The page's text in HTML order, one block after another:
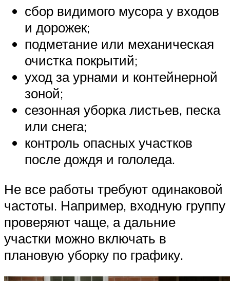
сбор видимого мусора у входов
и дорожек;
подметание или механическая
очистка покрытий;
уход за урнами и контейнерной
зоной;
сезонная уборка листьев, песка
или снега;
контроль опасных участков
после дождя и гололеда.
Не все работы требуют одинаковой
частоты. Например, входную группу
проверяют чаще, а дальние
участки можно включать в
плановую уборку по графику.